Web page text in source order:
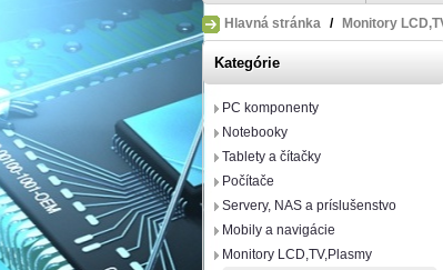
Hlavná stránka / Monitory
Kategórie
PC komponenty
Notebooky
Tablety a čítačky
Počítače
Servery, NAS a príslušenstvo
Mobily a navigácie
Monitory LCD,TV,Plasmy